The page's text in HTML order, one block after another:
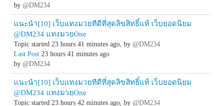
by @DM234
แนะนำ[10] เว็บแทงมวยทีดีที่สุดลิขสิทธิ์แท้ เว็บยอดนิยม
@DM234 แทงมวยOne
Topic started 23 hours 41 minutes ago, by @DM234
Last Post 23 hours 41 minutes ago
by @DM234
แนะนำ[10] เว็บแทงมวยทีดีที่สุดลิขสิทธิ์แท้ เว็บยอดนิยม
@DM234 แทงมวยOne
Topic started 23 hours 42 minutes ago, by @DM234